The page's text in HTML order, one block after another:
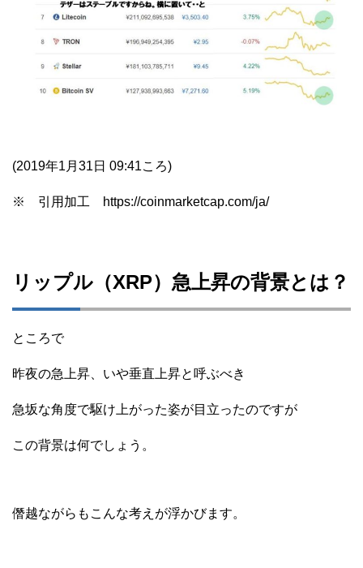
(2019年1月31日 09:41ころ)
※ 引用加工 https://coinmarketcap.com/ja/
リップル（XRP）急上昇の背景とは？
ところで
昨夜の急上昇、いや垂直上昇と呼ぶべき
急坂な角度で駆け上がった姿が目立ったのですが
この背景は何でしょう。
僭越ながらもこんな考えが浮かびます。